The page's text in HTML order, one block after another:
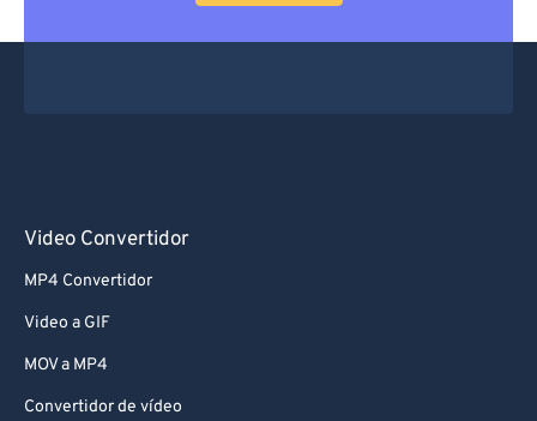
Video Convertidor
MP4 Convertidor
Video a GIF
MOV a MP4
Convertidor de vídeo